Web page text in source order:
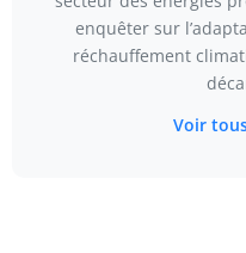
enquêter sur
réchauffement
Voir